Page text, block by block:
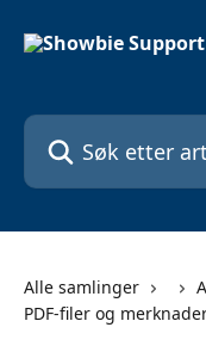
Søk etter artikler ...
Alle samlinger
PDF-filer og